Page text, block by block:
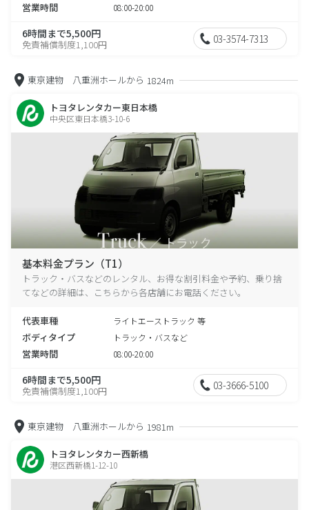
営業時間 08:00-20:00
6時間まで5,500円
免責補償制度1,100円 03-3574-7313
東京建物 八重洲ホールから 1824m
トヨタレンタカー東日本橋
中央区東日本橋3-10-6
基本料金プラン（T1）
トラック・バスなどのレンタル、お得な割引料金や予約、乗り捨
てなどの詳細は、こちらから各店舗にお電話ください。
代表車種 ライトエーストラック 等
ボディタイプ トラック・バスなど
営業時間 08:00-20:00
6時間まで5,500円
免責補償制度1,100円 03-3666-5100
東京建物 八重洲ホールから 1981m
トヨタレンタカー西新橋
港区西新橋1-12-10